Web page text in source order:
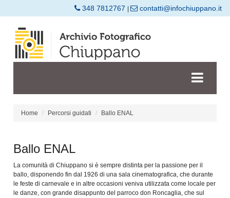
348 7812767 contatti@infochiuppano.it
Home Percorsi guidati Ballo ENAL
Ballo ENAL
La comunità di Chiuppano si è sempre distinta per la passione per il
ballo, disponendo fin dal 1926 di una sala cinematografica, che durante
le feste di carnevale e in altre occasioni veniva utilizzata come locale per
le danze, con grande disappunto del parroco don Roncaglia, che sul